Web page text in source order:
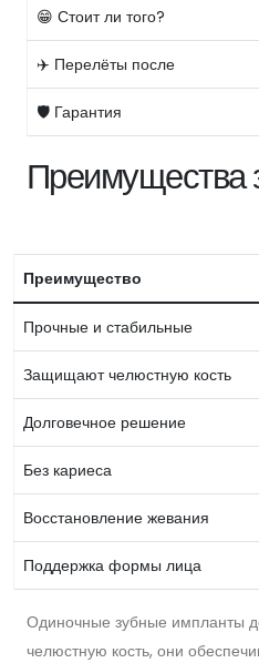
😁 Стоит ли того?
✈️ Перелёты после
🛡️ Гарантия
Преимущества
Преимущество
Прочные и стабильные
Защищают челюстную кость
Долговечное решение
Без кариеса
Восстановление жевания
Поддержка формы лица
Одиночные зубные импланты
челюстную кость, они